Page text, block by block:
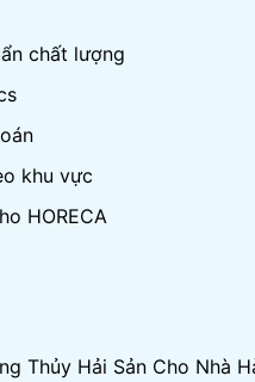
chất lượng
khu vực
HORECA
Thủy Hải Sản Cho Nhà